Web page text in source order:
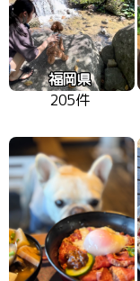
福岡県
205件